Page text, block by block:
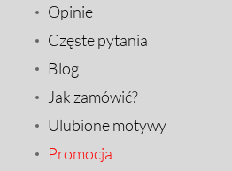
Opinie
Częste pytania
Blog
Jak zamówić?
Ulubione motywy
Promocja